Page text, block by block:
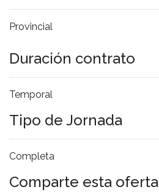
Provincial
Duración contrato
Temporal
Tipo de Jornada
Completa
Comparte esta oferta